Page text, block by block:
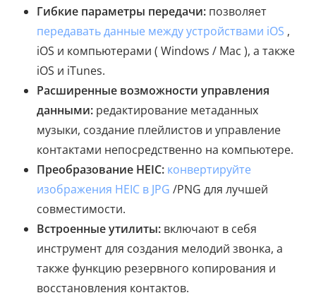
Гибкие параметры передачи: позволяет
передавать данные между устройствами iOS ,
iOS и компьютерами ( Windows / Mac ), а также
iOS и iTunes.
Расширенные возможности управления
данными: редактирование метаданных
музыки, создание плейлистов и управление
контактами непосредственно на компьютере.
Преобразование HEIC: конвертируйте
изображения HEIC в JPG /PNG для лучшей
совместимости.
Встроенные утилиты: включают в себя
инструмент для создания мелодий звонка, а
также функцию резервного копирования и
восстановления контактов.